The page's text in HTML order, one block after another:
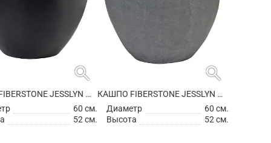
search
КАШПО FIBERSTONE JESSLYN M BLACK
60 см.
52 см.
search
КАШПО FIBERSTONE JESSLYN M GREY
Диаметр
60 см.
Высота
52 см.